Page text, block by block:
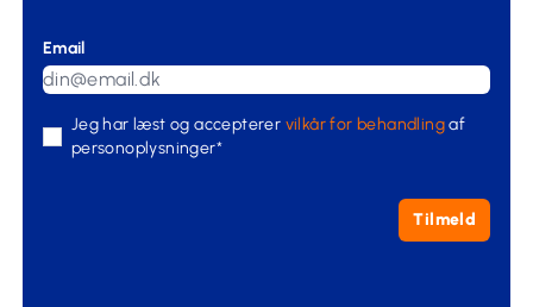
Email
Jeg har læst og accepterer vilkår for behandlingaf
personoplysninger*
Tilmeld